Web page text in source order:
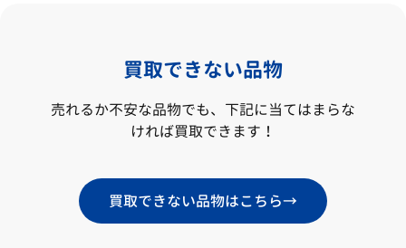
買取できない品物
売れるか不安な品物でも、下記に当てはまらな
ければ買取できます！
買取できない品物はこちら→